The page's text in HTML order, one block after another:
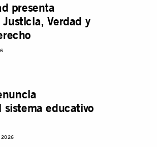
presenta
Verdad y
educativo
2026